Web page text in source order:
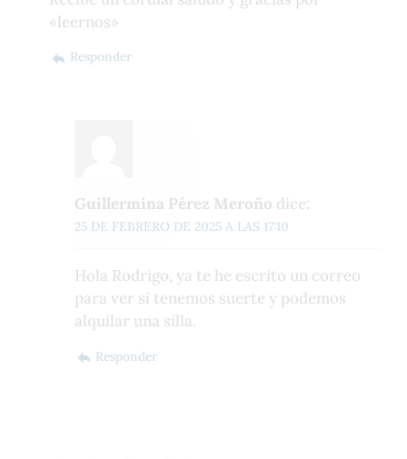
«leernos»
Responder
Guillermina Pérez Meroño dice:
25 DE FEBRERO DE 2025 A LAS 17:10
Hola Rodrigo, ya te he escrito un correo
para ver si tenemos suerte y podemos
alquilar una silla.
Responder